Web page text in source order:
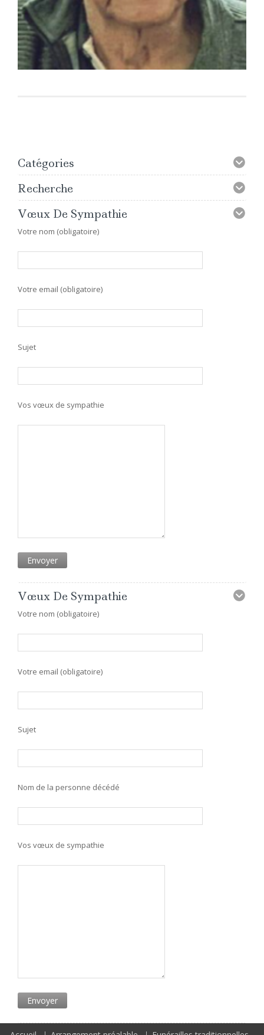
Catégories
Recherche
Vœux De Sympathie
Votre nom (obligatoire)
Votre email (obligatoire)
Sujet
Vos vœux de sympathie
Vœux De Sympathie
Votre nom (obligatoire)
Votre email (obligatoire)
Sujet
Nom de la personne décédé
Vos vœux de sympathie